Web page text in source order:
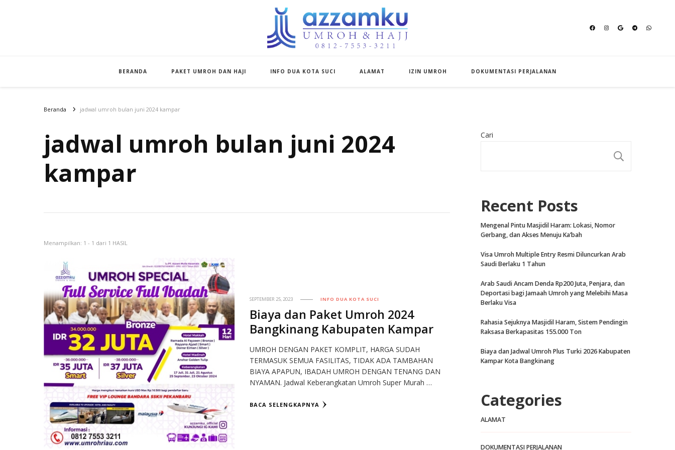
BERANDA PAKET UMROH DAN HAJI INFO DUA KOTA SUCI ALAMAT IZIN UMROH DOKUMENTASI PERJALANAN
Beranda jadwal umroh bulan juni 2024 kampar
jadwal umroh bulan juni 2024
kampar
Menampilkan: 1 - 1 dari 1 HASIL
SEPTEMBER 25, 2023 INFO DUA KOTA SUCI
Biaya dan Paket Umroh 2024
Bangkinang Kabupaten Kampar
UMROH DENGAN PAKET KOMPLIT, HARGA SUDAH
TERMASUK SEMUA FASILITAS, TIDAK ADA TAMBAHAN
BIAYA APAPUN, IBADAH UMROH DENGAN TENANG DAN
NYAMAN. Jadwal Keberangkatan Umroh Super Murah …
BACA SELENGKAPNYA
Cari
Recent Posts
Mengenal Pintu Masjidil Haram: Lokasi, Nomor
Gerbang, dan Akses Menuju Ka’bah
Visa Umroh Multiple Entry Resmi Diluncurkan Arab
Saudi Berlaku 1 Tahun
Arab Saudi Ancam Denda Rp200 Juta, Penjara, dan
Deportasi bagi Jamaah Umroh yang Melebihi Masa
Berlaku Visa
Rahasia Sejuknya Masjidil Haram, Sistem Pendingin
Raksasa Berkapasitas 155.000 Ton
Biaya dan Jadwal Umroh Plus Turki 2026 Kabupaten
Kampar Kota Bangkinang
Categories
ALAMAT
DOKUMENTASI PERJALANAN